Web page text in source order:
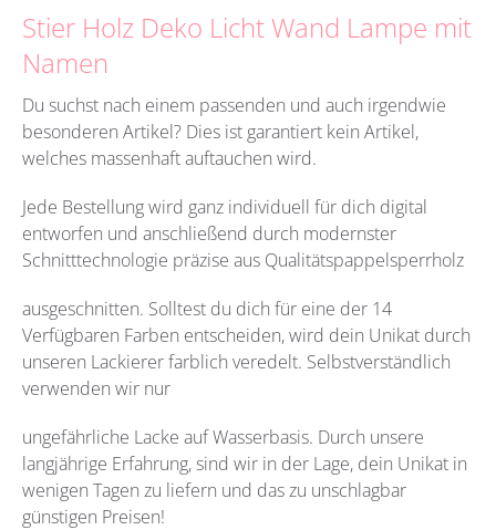
Stier Holz Deko Licht Wand Lampe mit
Namen
Du suchst nach einem passenden und auch irgendwie
besonderen Artikel? Dies ist garantiert kein Artikel,
welches massenhaft auftauchen wird.
Jede Bestellung wird ganz individuell für dich digital
entworfen und anschließend durch modernster
Schnitttechnologie präzise aus Qualitätspappelsperrholz
ausgeschnitten. Solltest du dich für eine der 14
Verfügbaren Farben entscheiden, wird dein Unikat durch
unseren Lackierer farblich veredelt. Selbstverständlich
verwenden wir nur
ungefährliche Lacke auf Wasserbasis. Durch unsere
langjährige Erfahrung, sind wir in der Lage, dein Unikat in
wenigen Tagen zu liefern und das zu unschlagbar
günstigen Preisen!